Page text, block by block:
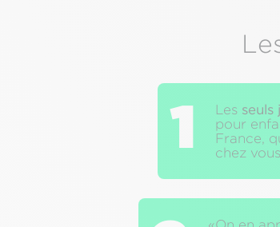
1 Les seuls
pour
France,
chez